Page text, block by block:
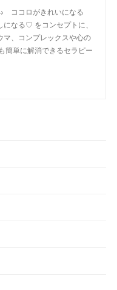
コロがきれいになる
る♡ をコンセプトに、
マ、コンプレックスや心の
簡単に解消できるセラピー